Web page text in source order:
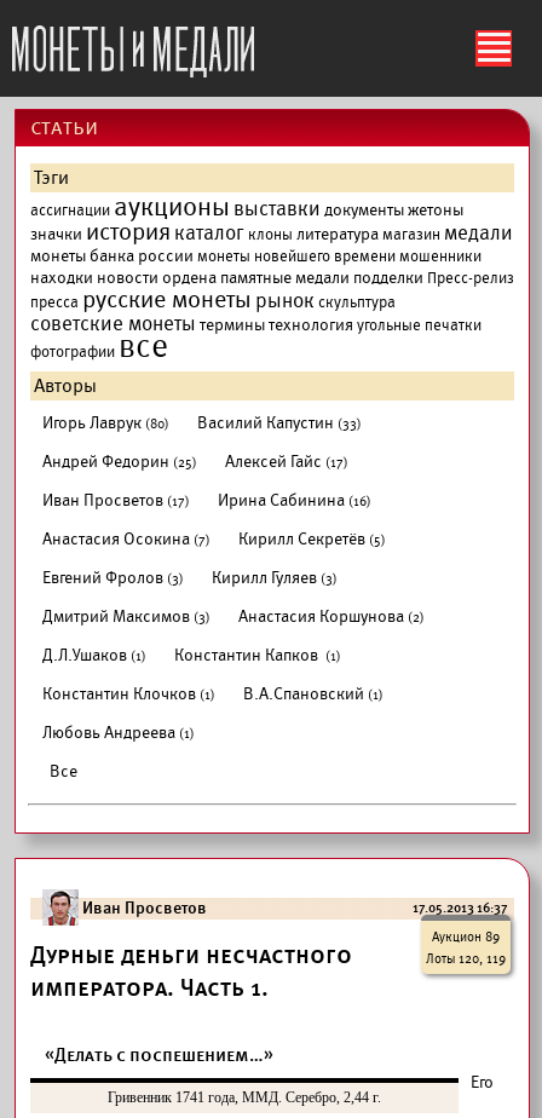
ś
cтатьи
Тэги
ассигнации аукционы выставки документыжетоны
значки история каталог клоны литературамагазин медали
монеты банка россии монеты новейшего временимошенники
находки новости ордена памятные медали подделки Пресс-релиз
пресса русские монеты рынок скульптура
советские монеты терминытехнология угольные печатки
фотографии все
Авторы
Игорь Лаврук (80) Василий Капустин (33)
Андрей Федорин (25) Алексей Гайс (17)
Иван Просветов (17) Ирина Сабинина (16)
Анастасия Осокина (7) Кирилл Секретёв (5)
Евгений Фролов (3) Кирилл Гуляев (3)
Дмитрий Максимов (3) Анастасия Коршунова (2)
Д.Л.Ушаков (1) Константин Капков (1)
Константин Клочков (1) В.А.Спановский (1)
Любовь Андреева (1)
Все
Иван Просветов
17.05.2013 16:37
Аукцион 89
Лоты 120, 119
Дурные деньги несчастного
императора. Часть 1.
«Делать с поспешением…»
Гривенник 1741 года, ММД. Серебро, 2,44 г.
Его